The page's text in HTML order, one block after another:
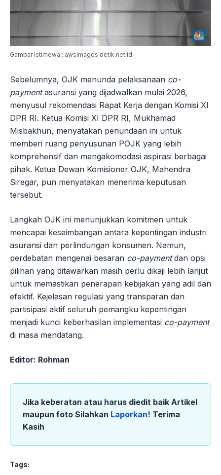
Gambar Istimewa : awsimages.detik.net.id
Sebelumnya, OJK menunda pelaksanaan co-
paymentasuransi yang dijadwalkan mulai 2026,
menyusul rekomendasi Rapat Kerja dengan Komisi XI
DPR RI. Ketua Komisi XI DPR RI, Mukhamad
Misbakhun, menyatakan penundaan ini untuk
memberi ruang penyusunan POJK yang lebih
komprehensif dan mengakomodasi aspirasi berbagai
pihak. Ketua Dewan Komisioner OJK, Mahendra
Siregar, pun menyatakan menerima keputusan
tersebut.
Langkah OJK ini menunjukkan komitmen untuk
mencapai keseimbangan antara kepentingan industri
asuransi dan perlindungan konsumen. Namun,
perdebatan mengenai besaran co-paymentdan opsi
pilihan yang ditawarkan masih perlu dikaji lebih lanjut
untuk memastikan penerapan kebijakan yang adil dan
efektif. Kejelasan regulasi yang transparan dan
partisipasi aktif seluruh pemangku kepentingan
menjadi kunci keberhasilan implementasi co-payment
di masa mendatang.
Editor: Rohman
Jika keberatan atau harus diedit baik Artikel
maupun foto Silahkan Laporkan! Terima
Kasih
Tags: